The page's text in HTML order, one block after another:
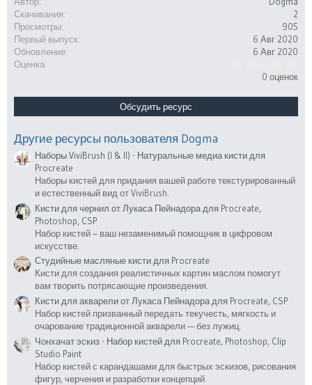
Скачивания
2
Просмотры
905
Первый выпуск
6 Авг 2020
Обновление
6 Авг 2020
Оценка
.
0
в
0 оценок
Обсудить ресурс
Другие ресурсы пользователя Dogma
Наборы ViviBrush (I & II) - Натуральные медиа кисти для
Procreate
Наборы кистей для придания вашей работе текстурированный
и естественный вид от ViviBrush.
Кисти для чернил от Лукаса Пейнадора для Procreate,
Photoshop, CSP
Набор кистей – ваш незаменимый помощник в цифровом
искусстве.
Студийные масляные кисти для Procreate
Кисти для создания реалистичных картин маслом помогут
вам творить потрясающие произведения.
Кисти для акварели от Лукаса Пейнадора для Procreate, CSP
Набор кистей призванный передать текучесть, мягкость и
очарование традиционной акварели — без лужиц.
Чонхачат эскиз - Набор кистей для Procreate, Photoshop, Clip
Studio Paint
Набор кистей с карандашами для быстрых эскизов, рисования
фигур, черчения и разработки концепций.